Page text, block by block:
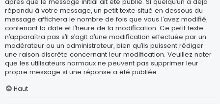
après que le message initial ait été publié. Si quelqu’un a déjà
répondu à votre message, un petit texte situé en dessous du
message affichera le nombre de fois que vous l’avez modifié,
contenant la date et l’heure de la modification. Ce petit texte
n’apparaîtra pas s’il s’agit d’une modification effectuée par un
modérateur ou un administrateur, bien qu’ils puissent rédiger
une raison discrète concernant leur modification. Veuillez noter
que les utilisateurs normaux ne peuvent pas supprimer leur
propre message si une réponse a été publiée.
Haut